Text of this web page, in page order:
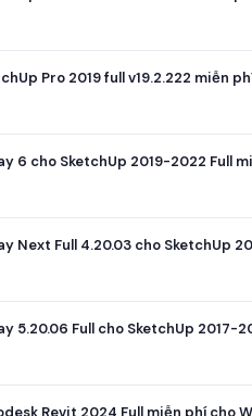
Pro 2019 full v19.2.222 miễn
6 cho SketchUp 2019-2022 Full
Next Full 4.20.03 cho SketchUp
5.20.06 Full cho SketchUp 2017-
Revit 2024 Full miễn phí cho